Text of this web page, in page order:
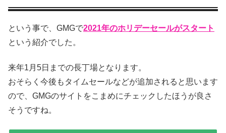
という事で、GMGで2021年のホリデーセールがスタート
という紹介でした。
来年1月5日までの長丁場となります。
おそらく今後もタイムセールなどが追加されると思います
ので、GMGのサイトをこまめにチェックしたほうが良さ
そうですね。